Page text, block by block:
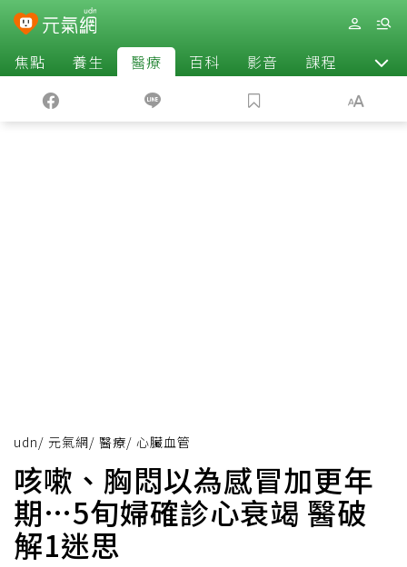
焦點 養生 醫療 百科 影音 課程 退休
udn/ 元氣網/ 醫療/ 心臟血管
咳嗽、胸悶以為感冒加更年
期…5旬婦確診心衰竭 醫破
解1迷思